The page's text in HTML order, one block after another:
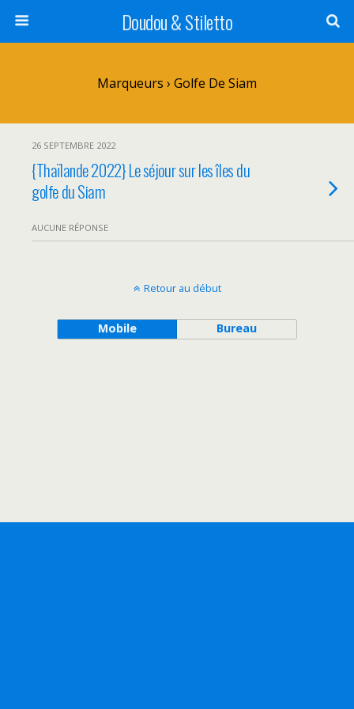
Doudou & Stiletto
Marqueurs › Golfe De Siam
26 SEPTEMBRE 2022
{Thaïlande 2022} Le séjour sur les îles du
golfe du Siam
AUCUNE RÉPONSE
Retour au début
Mobile Bureau